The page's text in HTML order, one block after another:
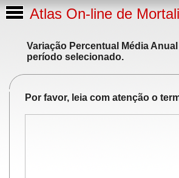
Atlas On-line de
Variação Percentual Média
período selecionado.
Por favor, leia com atenção o